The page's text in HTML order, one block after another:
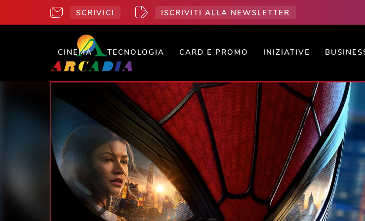
SCRIVICI ISCRIVITI ALLA NEWSLETTER
CINEMA TECNOLOGIA CARD E PROMO INIZIATIVE